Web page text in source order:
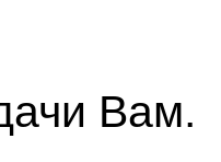
Вам.